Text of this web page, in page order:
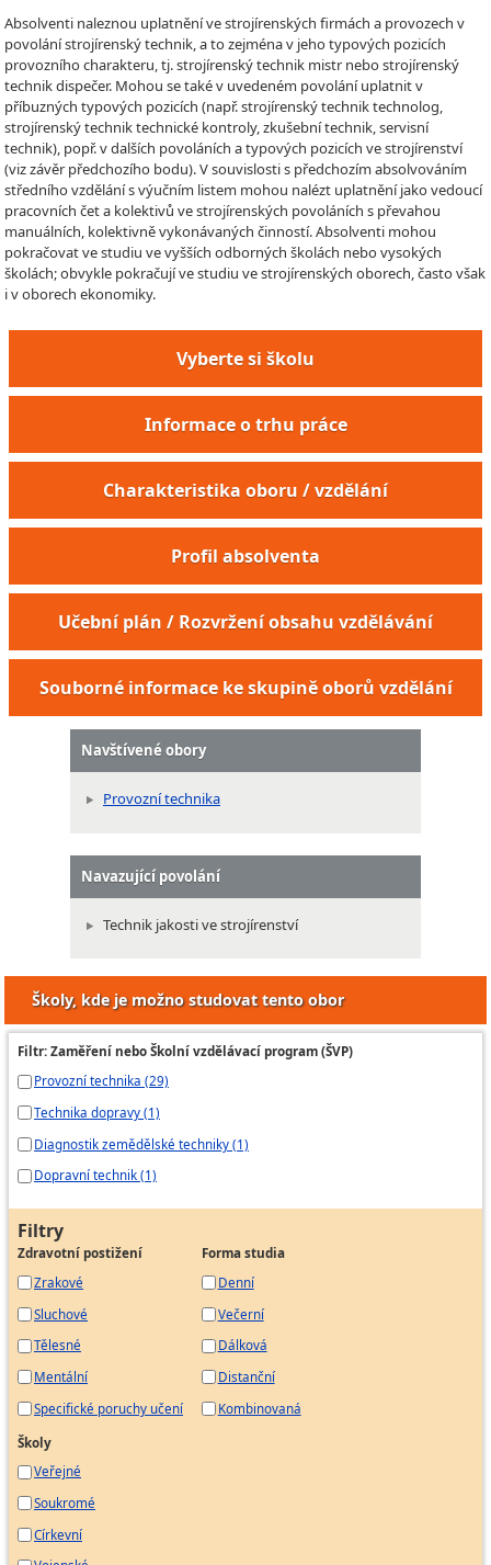
Absolventi naleznou uplatnění ve strojírenských firmách a provozech v
povolání strojírenský technik, a to zejména v jeho typových pozicích
provozního charakteru, tj. strojírenský technik mistr nebo strojírenský
technik dispečer. Mohou se také v uvedeném povolání uplatnit v
příbuzných typových pozicích (např. strojírenský technik technolog,
strojírenský technik technické kontroly, zkušební technik, servisní
technik), popř. v dalších povoláních a typových pozicích ve strojírenství
(viz závěr předchozího bodu). V souvislosti s předchozím absolvováním
středního vzdělání s výučním listem mohou nalézt uplatnění jako vedoucí
pracovních čet a kolektivů ve strojírenských povoláních s převahou
manuálních, kolektivně vykonávaných činností. Absolventi mohou
pokračovat ve studiu ve vyšších odborných školách nebo vysokých
školách; obvykle pokračují ve studiu ve strojírenských oborech, často však
i v oborech ekonomiky.
Vyberte si školu
Informace o trhu práce
Charakteristika oboru / vzdělání
Profil absolventa
Učební plán / Rozvržení obsahu vzdělávání
Souborné informace ke skupině oborů vzdělání
Navštívené obory
Provozní technika
Navazující povolání
Technik jakosti ve strojírenství
Školy, kde je možno studovat tento obor
Filtr: Zaměření nebo Školní vzdělávací program (ŠVP)
Provozní technika (29)
Technika dopravy (1)
Diagnostik zemědělské techniky (1)
Dopravní technik (1)
Filtry
Zdravotní postižení
Zrakové
Sluchové
Tělesné
Mentální
Specifické poruchy učení
Forma studia
Denní
Večerní
Dálková
Distanční
Kombinovaná
Školy
Veřejné
Soukromé
Církevní